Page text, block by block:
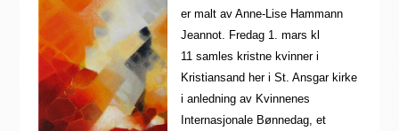
er malt av Anne-Lise Hammann
Jeannot. Fredag 1. mars kl
11 samles kristne kvinner i
Kristiansand her i St. Ansgar kirke
i anledning av Kvinnenes
Internasjonale Bønnedag, et